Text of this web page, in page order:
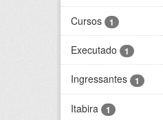
Cursos 1
Executado 1
Ingressantes 1
Itabira 1